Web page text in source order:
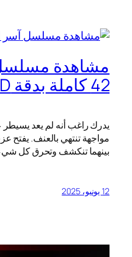
مشاهدة
42 كاملة بدقة HD
يدرك راغب أنه لم يعد
مواجهة تنتهي بالعنف. يفتح
بينهما تنكشف وتحرق كل
12 يونيو، 2025